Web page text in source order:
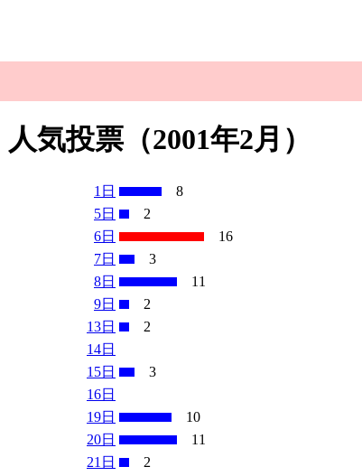
人気投票（2001年2月）
1日
8
5日
2
6日
16
7日
3
8日
11
9日
2
13日
2
14日
15日
3
16日
19日
10
20日
11
21日
2